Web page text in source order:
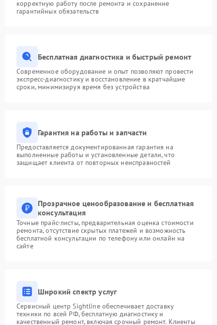
корректную работу после ремонта и сохранение
гарантийных обязательств
Бесплатная диагностика и быстрый ремонт
Современное оборудование и опыт позволяют провести
экспресс-диагностику и восстановление в кратчайшие
сроки, минимизируя время без устройства
Гарантия на работы и запчасти
Предоставляется документированная гарантия на
выполненные работы и установленные детали, что
защищает клиента от повторных неисправностей
Прозрачное ценообразование и бесплатная
консультация
Точные прайс-листы, предварительная оценка стоимости
ремонта, отсутствие скрытых платежей и возможность
бесплатной консультации по телефону или онлайн на
сайте
Широкий спектр услуг
Сервисный центр Sightline обеспечивает доставку
техники по всей РФ, бесплатную диагностику и
качественный ремонт, включая срочный ремонт. Клиенты